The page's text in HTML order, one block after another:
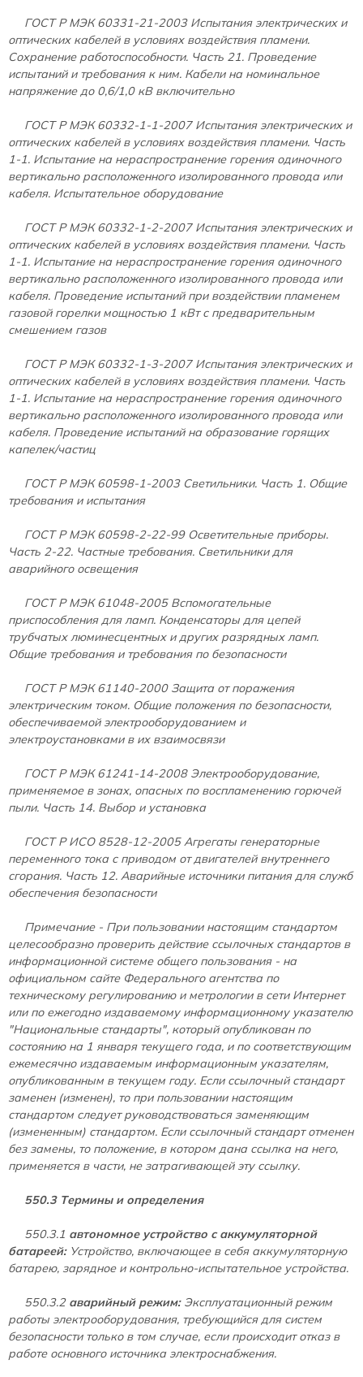
ГОСТ Р МЭК 60331-21-2003 Испытания электрических и
оптических кабелей в условиях воздействия пламени.
Сохранение работоспособности. Часть 21. Проведение
испытаний и требования к ним. Кабели на номинальное
напряжение до 0,6/1,0 кВ включительно
ГОСТ Р МЭК 60332-1-1-2007 Испытания электрических и
оптических кабелей в условиях воздействия пламени. Часть
1-1. Испытание на нераспространение горения одиночного
вертикально расположенного изолированного провода или
кабеля. Испытательное оборудование
ГОСТ Р МЭК 60332-1-2-2007 Испытания электрических и
оптических кабелей в условиях воздействия пламени. Часть
1-1. Испытание на нераспространение горения одиночного
вертикально расположенного изолированного провода или
кабеля. Проведение испытаний при воздействии пламенем
газовой горелки мощностью 1 кВт с предварительным
смешением газов
ГОСТ Р МЭК 60332-1-3-2007 Испытания электрических и
оптических кабелей в условиях воздействия пламени. Часть
1-1. Испытание на нераспространение горения одиночного
вертикально расположенного изолированного провода или
кабеля. Проведение испытаний на образование горящих
капелек/частиц
ГОСТ Р МЭК 60598-1-2003 Светильники. Часть 1. Общие
требования и испытания
ГОСТ Р МЭК 60598-2-22-99 Осветительные приборы.
Часть 2-22. Частные требования. Светильники для
аварийного освещения
ГОСТ Р МЭК 61048-2005 Вспомогательные
приспособления для ламп. Конденсаторы для цепей
трубчатых люминесцентных и других разрядных ламп.
Общие требования и требования по безопасности
ГОСТ Р МЭК 61140-2000 Защита от поражения
электрическим током. Общие положения по безопасности,
обеспечиваемой электрооборудованием и
электроустановками в их взаимосвязи
ГОСТ Р МЭК 61241-14-2008 Электрооборудование,
применяемое в зонах, опасных по воспламенению горючей
пыли. Часть 14. Выбор и установка
ГОСТ Р ИСО 8528-12-2005 Агрегаты генераторные
переменного тока с приводом от двигателей внутреннего
сгорания. Часть 12. Аварийные источники питания для служб
обеспечения безопасности
Примечание - При пользовании настоящим стандартом
целесообразно проверить действие ссылочных стандартов в
информационной системе общего пользования - на
официальном сайте Федерального агентства по
техническому регулированию и метрологии в сети Интернет
или по ежегодно издаваемому информационному указателю
"Национальные стандарты", который опубликован по
состоянию на 1 января текущего года, и по соответствующим
ежемесячно издаваемым информационным указателям,
опубликованным в текущем году. Если ссылочный стандарт
заменен (изменен), то при пользовании настоящим
стандартом следует руководствоваться заменяющим
(измененным) стандартом. Если ссылочный стандарт отменен
без замены, то положение, в котором дана ссылка на него,
применяется в части, не затрагивающей эту ссылку.
550.3 Термины и определения
550.3.1 автономное устройство с аккумуляторной
батареей: Устройство, включающее в себя аккумуляторную
батарею, зарядное и контрольно-испытательное устройства.
550.3.2 аварийный режим: Эксплуатационный режим
работы электрооборудования, требующийся для систем
безопасности только в том случае, если происходит отказ в
работе основного источника электроснабжения.